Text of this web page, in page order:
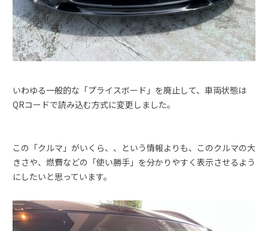
いわゆる一般的な「プライスボード」を廃止して、車両状態は
QRコードで読み込む方式に変更しました。
この「クルマ」がいくら、、という情報よりも、このクルマの大
きさや、燃費などの「使い勝手」を分かりやすく表示させるよう
にしたいと思っています。